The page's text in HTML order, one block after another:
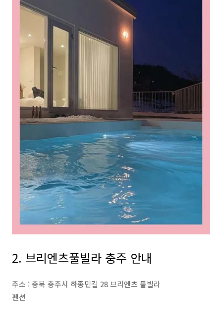
2. 브리엔츠풀빌라 충주 안내
주소 : 충북 충주시 하종민길 28 브리엔츠 풀빌라
펜션